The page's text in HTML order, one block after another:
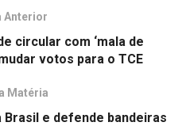
Anterior
circular com ‘mala de
votos para o TCE
Matéria
e defende bandeiras